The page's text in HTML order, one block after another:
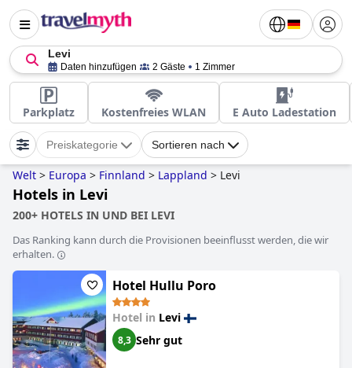
Levi
Daten hinzufügen 2 Gäste 1 Zimmer
Parkplatz Kostenfreies WLAN E Auto Ladestation
Preiskategorie Sortieren nach
Welt > Europa > Finnland > Lappland > Levi
Hotels in Levi
200+ HOTELS IN UND BEI LEVI
Das Ranking kann durch die Provisionen beeinflusst werden, die wir
erhalten.
Hotel Hullu Poro
Hotel in Levi
8,3 Sehr gut